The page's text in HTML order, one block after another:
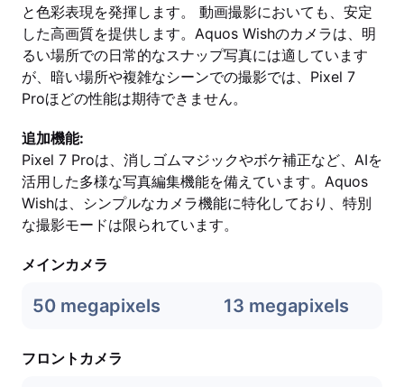
と色彩表現を発揮します。 動画撮影においても、安定
した高画質を提供します。Aquos Wishのカメラは、明
るい場所での日常的なスナップ写真には適しています
が、暗い場所や複雑なシーンでの撮影では、Pixel 7
Proほどの性能は期待できません。
追加機能:
Pixel 7 Proは、消しゴムマジックやボケ補正など、AIを
活用した多様な写真編集機能を備えています。Aquos
Wishは、シンプルなカメラ機能に特化しており、特別
な撮影モードは限られています。
メインカメラ
50 megapixels 13 megapixels
フロントカメラ